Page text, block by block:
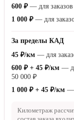
600 ₽— для заказов
1 000 ₽— для
За пределы КАД
45 ₽/км — для
600 ₽ + 45 ₽/км —
50 000 ₽
1 000 ₽ + 45 ₽/км —
Километраж